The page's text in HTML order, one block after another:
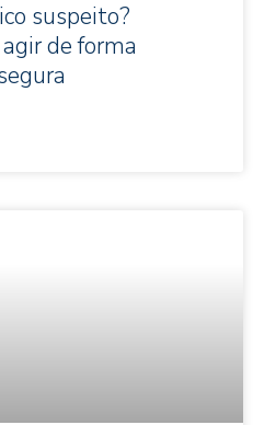
suspeito?
de forma